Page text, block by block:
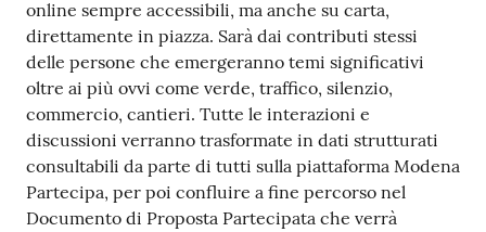
online sempre accessibili, ma anche su carta,
direttamente in piazza. Sarà dai contributi stessi
delle persone che emergeranno temi significativi
oltre ai più ovvi come verde, traffico, silenzio,
commercio, cantieri. Tutte le interazioni e
discussioni verranno trasformate in dati strutturati
consultabili da parte di tutti sulla piattaforma Modena
Partecipa, per poi confluire a fine percorso nel
Documento di Proposta Partecipata che verrà